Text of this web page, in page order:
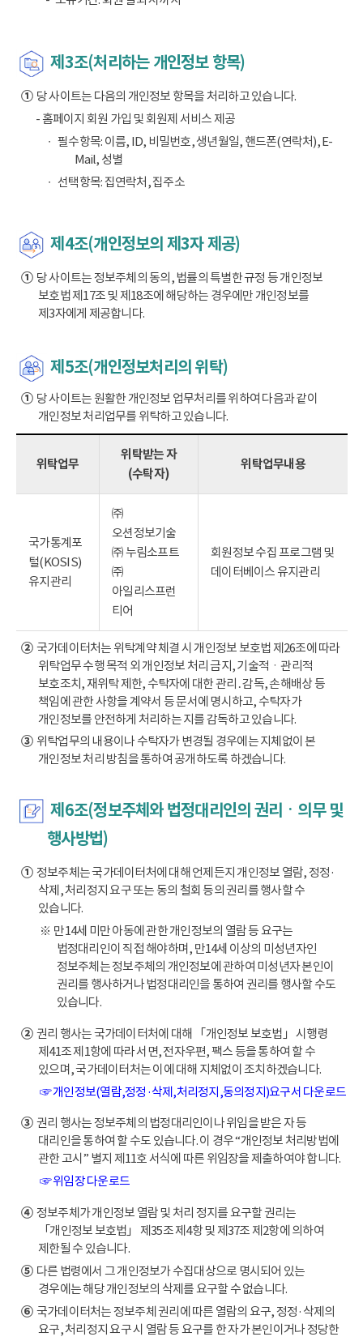
제3조(처리하는 개인정보 항목)
①당 사이트는 다음의 개인정보 항목을 처리하고 있습니다.
- 홈페이지 회원 가입 및 회원제 서비스 제공
필수항목: 이름, ID, 비밀번호, 생년월일, 핸드폰(연락처), E-
Mail, 성별
선택항목: 집연락처, 집주소
제4조(개인정보의 제3자 제공)
①당 사이트는 정보주체의 동의, 법률의 특별한 규정 등 개인정보
보호법 제17조 및 제18조에 해당하는 경우에만 개인정보를
제3자에게 제공합니다.
제5조(개인정보처리의 위탁)
①당 사이트는 원활한 개인정보 업무처리를 위하여 다음과 같이
개인정보 처리업무를 위탁하고 있습니다.
위탁업무
위탁받는 자
(수탁자)
위탁업무내용
국가통계포
털(KOSIS)
유지관리
㈜
오션정보기술
㈜ 누림소프트
㈜
아일리스프런
티어
회원정보 수집 프로그램 및
데이터베이스 유지관리
②국가데이터처는 위탁계약 체결 시 개인정보 보호법 제26조에 따라
위탁업무 수행 목적 외 개인정보 처리 금지, 기술적ㆍ관리적
보호조치, 재위탁 제한, 수탁자에 대한 관리․감독, 손해배상 등
책임에 관한 사항을 계약서 등 문서에 명시하고, 수탁자가
개인정보를 안전하게 처리하는 지를 감독하고 있습니다.
③위탁업무의 내용이나 수탁자가 변경될 경우에는 지체없이 본
개인정보 처리 방침을 통하여 공개하도록 하겠습니다.
제6조(정보주체와 법정대리인의 권리ㆍ의무 및
행사방법)
①정보주체는 국가데이터처에 대해 언제든지 개인정보 열람, 정정·
삭제, 처리정지 요구 또는 동의 철회 등의 권리를 행사할 수
있습니다.
※ 만14세 미만 아동에 관한 개인정보의 열람 등 요구는
법정대리인이 직접 해야하며, 만14세 이상의 미성년자인
정보주체는 정보주체의 개인정보에 관하여 미성년자 본인이
권리를 행사하거나 법정대리인을 통하여 권리를 행사할 수도
있습니다.
②권리 행사는 국가데이터처에 대해 「개인정보 보호법」 시행령
제41조 제1항에 따라 서면, 전자우편, 팩스 등을 통하여 할 수
있으며, 국가데이터처는 이에 대해 지체없이 조치하겠습니다.
☞ 개인정보(열람,정정·삭제,처리정지,동의정지)요구서 다운로드
③권리 행사는 정보주체의 법정대리인이나 위임을 받은 자 등
대리인을 통하여 할 수도 있습니다. 이 경우 “개인정보 처리방법에
관한 고시” 별지 제11호 서식에 따른 위임장을 제출하여야 합니다.
☞ 위임장 다운로드
④정보주체가 개인정보 열람 및 처리 정지를 요구할 권리는
「개인정보 보호법」 제35조 제4항 및 제37조 제2항에 의하여
제한될 수 있습니다.
⑤다른 법령에서 그 개인정보가 수집대상으로 명시되어 있는
경우에는 해당 개인정보의 삭제를 요구할 수 없습니다.
⑥국가데이터처는 정보주체 권리에 따른 열람의 요구, 정정·삭제의
요구, 처리정지 요구 시 열람 등 요구를 한 자가 본인이거나 정당한